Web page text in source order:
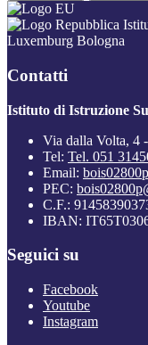
Luxemburg Bologna
Contatti
Istituto di Istruzione
Via dalla Volta, 4
Tel: Tel. 051
Email:
PEC:
C.F.:
IBAN:
Seguici su
Facebook
Youtube
Instagram